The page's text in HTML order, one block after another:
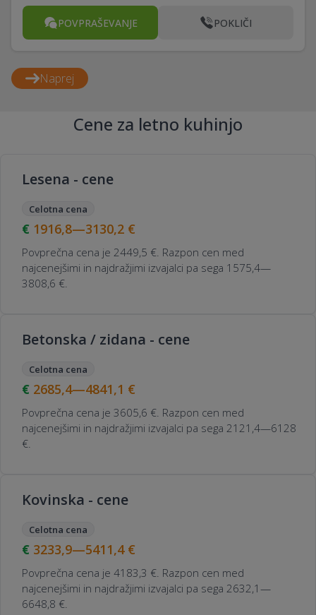
POVPRAŠEVANJE POKLIČI
Naprej
Cene za letno kuhinjo
Lesena - cene
Celotna cena
1916,8—3130,2 €
Povprečna cena je 2449,5 €. Razpon cen med
najcenejšimi in najdražjimi izvajalci pa sega 1575,4—
3808,6 €.
Betonska / zidana - cene
Celotna cena
2685,4—4841,1 €
Povprečna cena je 3605,6 €. Razpon cen med
najcenejšimi in najdražjimi izvajalci pa sega 2121,4—6128
€.
Kovinska - cene
Celotna cena
3233,9—5411,4 €
Povprečna cena je 4183,3 €. Razpon cen med
najcenejšimi in najdražjimi izvajalci pa sega 2632,1—
6648,8 €.